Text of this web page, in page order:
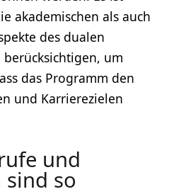
akademischen als auch
des dualen
um
das Programm den
und Karrierezielen
und
so